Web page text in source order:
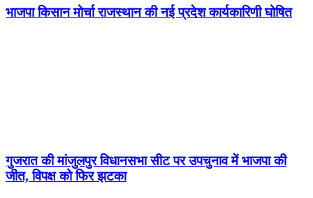
भाजपा किसान मोर्चा राजस्थान की नई प्रदेश कार्यकारिणी घोषित
गुजरात की मांजुलपुर विधानसभा सीट पर उपचुनाव में भाजपा की
जीत, विपक्ष को फिर झटका